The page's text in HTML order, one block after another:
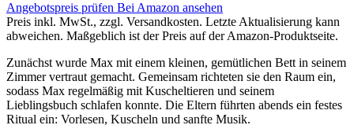
Angebotspreis prüfen Bei Amazon ansehen
Preis inkl. MwSt., zzgl. Versandkosten. Letzte Aktualisierung kann
abweichen. Maßgeblich ist der Preis auf der Amazon-Produktseite.
Zunächst wurde Max mit einem kleinen, gemütlichen Bett in seinem
Zimmer vertraut gemacht. Gemeinsam richteten sie den Raum ein,
sodass Max regelmäßig mit Kuscheltieren und seinem
Lieblingsbuch schlafen konnte. Die Eltern führten abends ein festes
Ritual ein: Vorlesen, Kuscheln und sanfte Musik.